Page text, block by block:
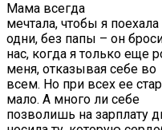
Мама всегда
мечтала, чтобы я
одни, без папы – он
нас, когда я только еще
меня, отказывая себе во
всем. Но при всех ее
мало. А много ли себе
позволишь на зарплату